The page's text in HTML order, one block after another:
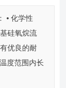
• 化学性
硅氧烷流
优良的耐
度范围内长